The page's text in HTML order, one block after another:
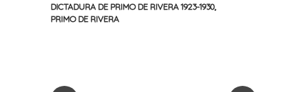
DICTADURA DE PRIMO DE RIVERA 1923-1930,
PRIMO DE RIVERA